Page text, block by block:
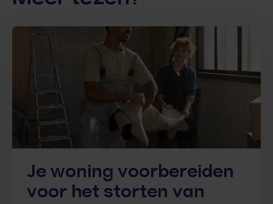
Je woning voorbereiden
voor het storten van